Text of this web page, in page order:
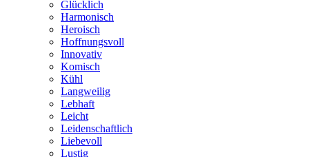
Glücklich
Harmonisch
Heroisch
Hoffnungsvoll
Innovativ
Komisch
Kühl
Langweilig
Lebhaft
Leicht
Leidenschaftlich
Liebevoll
Lustig